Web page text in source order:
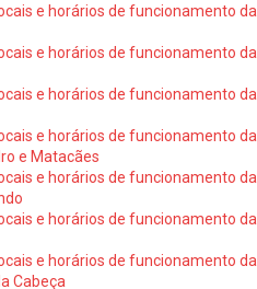
e horários de funcionamento
e horários de funcionamento
e horários de funcionamento
e horários de funcionamento
e Matacães
e horários de funcionamento
e horários de funcionamento
e horários de funcionamento
Cabeça